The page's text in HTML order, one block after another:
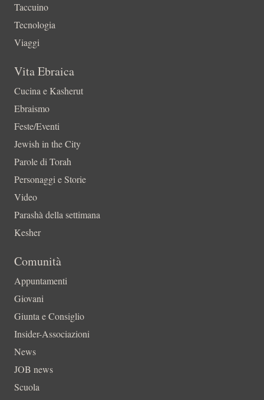
Taccuino
Tecnologia
Viaggi
Vita Ebraica
Cucina e Kasherut
Ebraismo
Feste/Eventi
Jewish in the City
Parole di Torah
Personaggi e Storie
Video
Parashà della settimana
Kesher
Comunità
Appuntamenti
Giovani
Giunta e Consiglio
Insider-Associazioni
News
JOB news
Scuola